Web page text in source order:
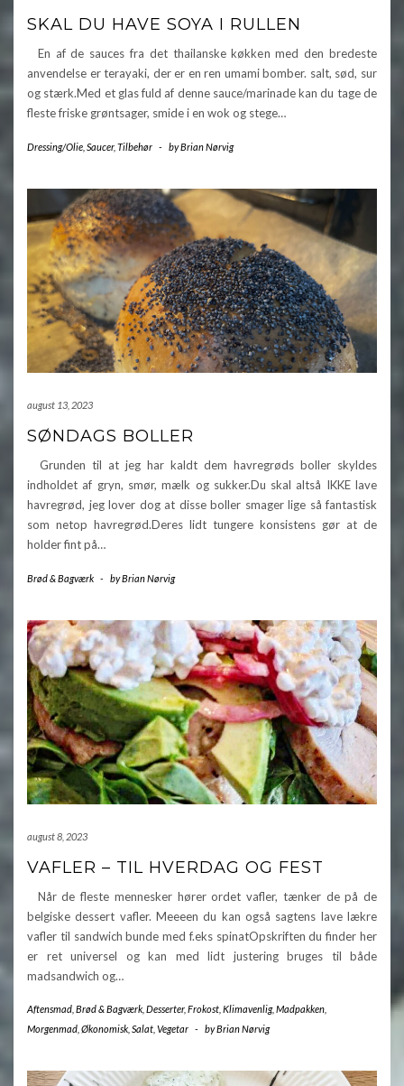
SKAL DU HAVE SOYA I RULLEN
En af de sauces fra det thailanske køkken med den bredeste
anvendelse er terayaki, der er en ren umami bomber. salt, sød, sur
og stærk.Med et glas fuld af denne sauce/marinade kan du tage de
fleste friske grøntsager, smide i en wok og stege…
Dressing/Olie Saucer, Tilbehør - byBrian Nørvig
august 13, 2023
SØNDAGS BOLLER
Grunden til at jeg har kaldt dem havregrøds boller skyldes
indholdet af gryn, smør, mælk og sukker.Du skal altså IKKE lave
havregrød, jeg lover dog at disse boller smager lige så fantastisk
som netop havregrød.Deres lidt tungere konsistens gør at de
holder fint på…
Brød & Bagværk - byBrian Nørvig
august 8, 2023
VAFLER – TIL HVERDAG OG FEST
Når de fleste mennesker hører ordet vafler, tænker de på de
belgiske dessert vafler. Meeeen du kan også sagtens lave lækre
vafler til sandwich bunde med f.eks spinatOpskriften du finder her
er ret universel og kan med lidt justering bruges til både
madsandwich og…
Aftensmad Brød & Bagværk Desserter, Frokost Klimavenlig, Madpakken
Morgenmad Økonomisk Salat Vegetar - byBrian Nørvig